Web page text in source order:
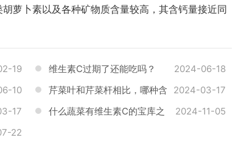
萝卜素以及各种矿物质含量较高，其含钙量接近同
19 维生素C过期了还能吃吗？
2024-06-18
10
芹菜叶和芹菜杆相比，哪种含
的维生素C最高？
2024-03-17
17
什么蔬菜有维生素C的宝库之
2024-11-05
22